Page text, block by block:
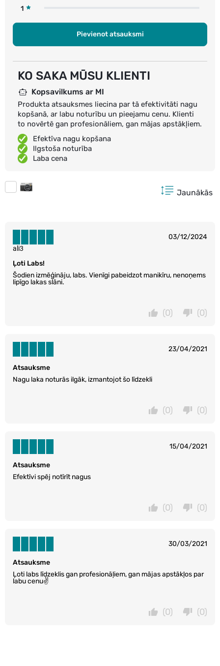
1
Pievienot atsauksmi
KO SAKA MŪSU KLIENTI
Kopsavilkums ar MI
Produkta atsauksmes liecina par tā efektivitāti nagu
kopšanā, ar labu noturību un pieejamu cenu. Klienti
to novērtē gan profesionāliem, gan mājas apstākļiem.
Efektīva nagu kopšana
Ilgstoša noturība
Laba cena
Jaunākās
03/12/2024
Ļoti Labs!
Šodien izmēģināju, labs. Vienīgi pabeidzot manikīru, nenoņems
lipīgo lakas slāni.
ali3
(0)
(0)
23/04/2021
Atsauksme
Nagu laka noturās ilgāk, izmantojot šo līdzekli
(0)
(0)
15/04/2021
Atsauksme
Efektīvi spēj notīrīt nagus
(0)
(0)
30/03/2021
Atsauksme
Ļoti labs līdzeklis gan profesionāļiem, gan mājas apstākļos par
labu cenu✌️
(0)
(0)